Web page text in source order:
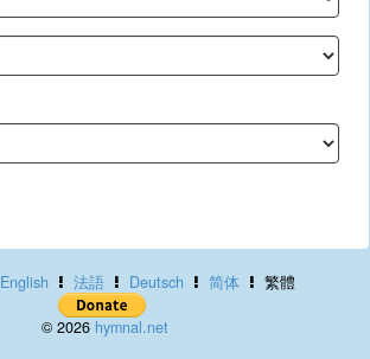
English 法語 Deutsch 简体 繁體
© 2026 hymnal.net